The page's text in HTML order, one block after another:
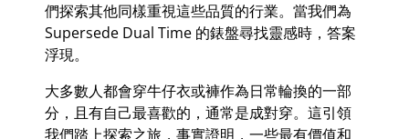
們探索其他同樣重視這些品質的行業。當我們為
Supersede Dual Time 的錶盤尋找靈感時，答案
浮現。
大多數人都會穿牛仔衣或褲作為日常輪換的一部
分，且有自己最喜歡的，通常是成對穿。這引領
我們踏上探索之旅，事實證明，一些最有價值和